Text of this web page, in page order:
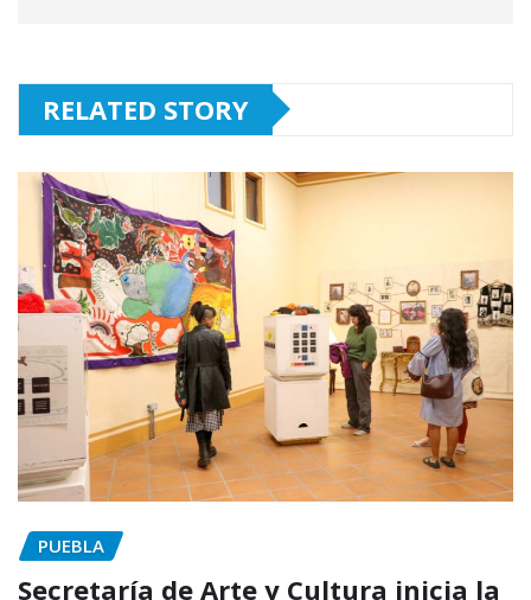
RELATED STORY
PUEBLA
Secretaría de Arte y Cultura inicia la